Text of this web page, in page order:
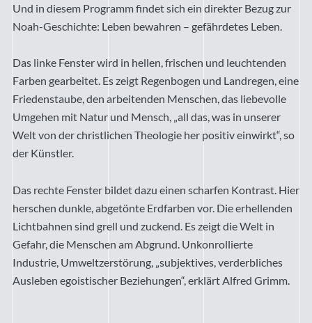
Und in diesem Programm findet sich ein direkter Bezug zur
Noah-Geschichte: Leben bewahren – gefährdetes Leben.
Das linke Fenster wird in hellen, frischen und leuchtenden
Farben gearbeitet. Es zeigt Regenbogen und Landregen, eine
Friedenstaube, den arbeitenden Menschen, das liebevolle
Umgehen mit Natur und Mensch, „all das, was in unserer
Welt von der christlichen Theologie her positiv einwirkt“, so
der Künstler.
Das rechte Fenster bildet dazu einen scharfen Kontrast. Hier
herschen dunkle, abgetönte Erdfarben vor. Die erhellenden
Lichtbahnen sind grell und zuckend. Es zeigt die Welt in
Gefahr, die Menschen am Abgrund. Unkonrollierte
Industrie, Umweltzerstörung, „subjektives, verderbliches
Ausleben egoistischer Beziehungen“, erklärt Alfred Grimm.